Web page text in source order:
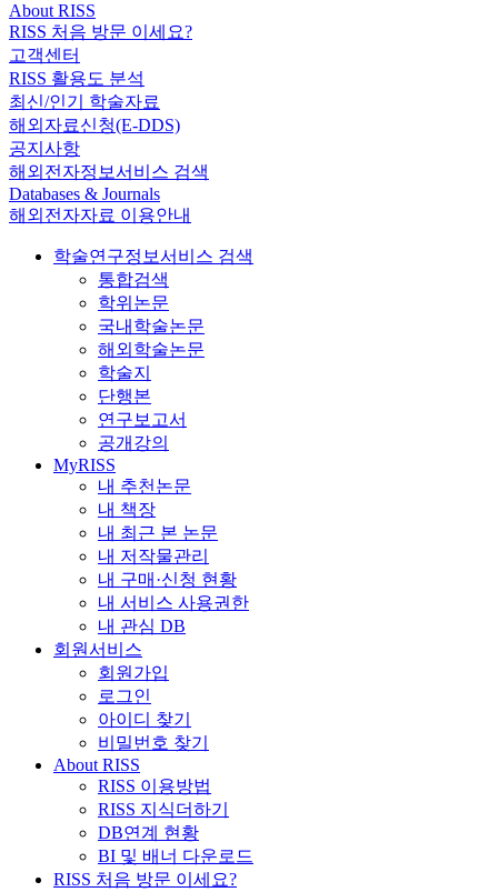
About RISS
RISS 처음 방문 이세요?
고객센터
RISS 활용도 분석
최신/인기 학술자료
해외자료신청(E-DDS)
공지사항
해외전자정보서비스 검색
Databases & Journals
해외전자자료 이용안내
학술연구정보서비스 검색
통합검색
학위논문
국내학술논문
해외학술논문
학술지
단행본
연구보고서
공개강의
MyRISS
내 추천논문
내 책장
내 최근 본 논문
내 저작물관리
내 구매·신청 현황
내 서비스 사용권한
내 관심 DB
회원서비스
회원가입
로그인
아이디 찾기
비밀번호 찾기
About RISS
RISS 이용방법
RISS 지식더하기
DB연계 현황
BI 및 배너 다운로드
RISS 처음 방문 이세요?